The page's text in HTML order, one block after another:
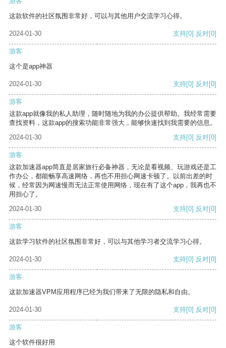
这款软件的社区氛围非常好，可以与其他用户交流学习心得。
2024-01-30 支持[0] 反对[0]
游客
这个是app神器
2024-01-30 支持[0] 反对[0]
游客
这款app就像我的私人助理，随时随地为我的办公提供帮助。我经常需要
查找资料，这款app的搜索功能非常强大，能够快速找到我需要的信息。
2024-01-30
支持[0] 反对[0]
游客
这款加速器app简直是居家旅行必备神器，无论是看视频、玩游戏还是工
作办公，都能畅享高速网络，再也不用担心网速卡顿了。以前出差的时
候，经常因为网速慢而无法正常使用网络，现在有了这个app，我再也不
用担心了。
2024-01-30
支持[0] 反对[0]
游客
这款学习软件的社区氛围非常好，可以与其他学习者交流学习心得。
2024-01-30 支持[0] 反对[0]
游客
这款加速器VPM应用程序已经为我们带来了无限的隐私和自由。
2024-01-30 支持[0] 反对[0]
游客
这个软件很好用